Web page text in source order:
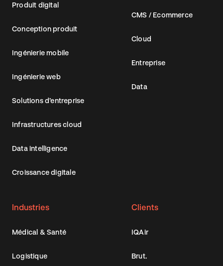
Produit digital
Conception produit
Ingénierie mobile
Ingénierie web
Solutions d’entreprise
Infrastructures cloud
Data intelligence
Croissance digitale
CMS / Ecommerce
Cloud
Entreprise
Data
Industries
Médical & Santé
Logistique
Clients
IQAir
Brut.